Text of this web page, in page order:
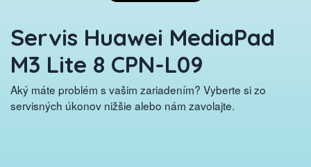
Servis Huawei MediaPad
M3 Lite 8 CPN-L09
Aký máte problém s vašim zariadením? Vyberte si zo
servisných úkonov nižšie alebo nám zavolajte.